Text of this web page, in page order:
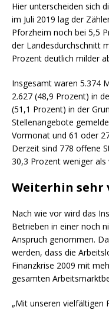
Hier unterscheiden sich
im Juli 2019 lag der
Pforzheim noch bei 5,5
der Landesdurchschnitt
Prozent deutlich milder
Insgesamt waren 5.374
2.627 (48,9 Prozent) in
(51,1 Prozent) in der
Stellenangebote
Vormonat und 61 oder
Derzeit sind 778 offene
30,3 Prozent weniger als
Weiterhin sehr
Nach wie vor wird das
Betrieben in einer noch
Anspruch genommen.
werden, dass die
Finanzkrise 2009 mit
gesamten
„Mit unseren